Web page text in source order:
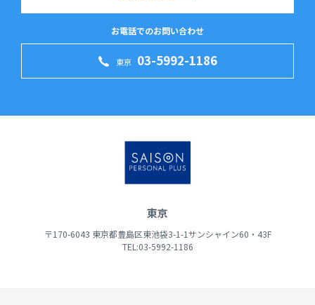
お電話でのお問い合わせ
東京 03-5992-1186
東京
〒170-6043 東京都豊島区東池袋3-1-1サンシャイン60・43F
TEL:03-5992-1186